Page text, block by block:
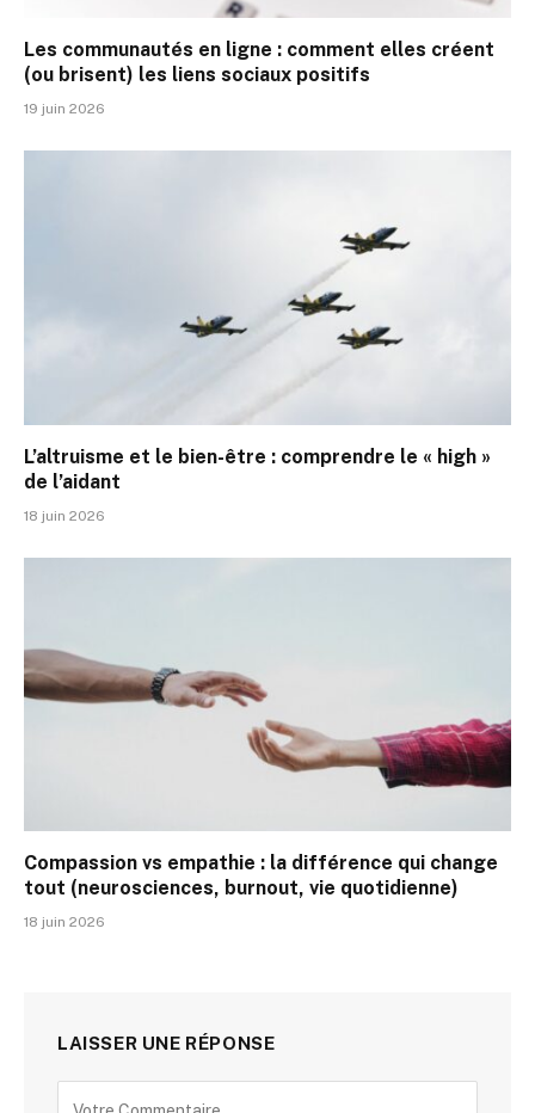
Les communautés en ligne : comment elles créent
(ou brisent) les liens sociaux positifs
19 juin 2026
L’altruisme et le bien-être : comprendre le « high »
de l’aidant
18 juin 2026
Compassion vs empathie : la différence qui change
tout (neurosciences, burnout, vie quotidienne)
18 juin 2026
LAISSER UNE RÉPONSE